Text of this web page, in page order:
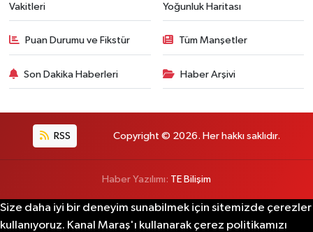
Vakitleri
Yoğunluk Haritası
Puan Durumu ve Fikstür Tüm Manşetler
Son Dakika Haberleri Haber Arşivi
RSS Copyright © 2026. Her hakkı saklıdır.
Haber Yazılımı: TE Bilişim
Size daha iyi bir deneyim sunabilmek için sitemizde çerezler
kullanıyoruz. Kanal Maraş'ı kullanarak çerez politikamızı